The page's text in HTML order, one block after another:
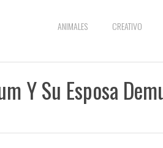
ANIMALES CREATIVO
Y Su Esposa